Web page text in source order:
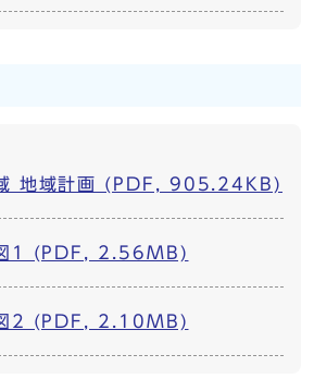
地域計画 (PDF, 905.24KB)
1 (PDF, 2.56MB)
2 (PDF, 2.10MB)